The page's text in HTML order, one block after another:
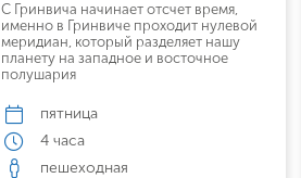
С Гринвича начинает отсчет время,
именно в Гринвиче проходит нулевой
меридиан, который разделяет нашу
планету на западное и восточное
полушария
пятница
4 часа
пешеходная